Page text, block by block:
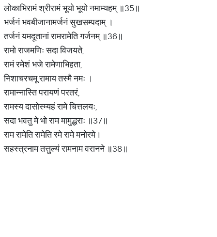
लोकाभिरामं श्रीरामं भूयो भूयो नमाम्यहम् ॥35॥
भर्जनं भवबीजानामर्जनं सुखसम्पदाम् ।
तर्जनं यमदूतानां रामरामेति गर्जनम् ॥36॥
रामो राजमणिः सदा विजयते,
रामं रमेशं भजे रामेणाभिहता,
निशाचरचमू रामाय तस्मै नमः ।
रामान्नास्ति परायणं परतरं,
रामस्य दासोस्म्यहं रामे चित्तलयः,
सदा भवतु मे भो राम मामुद्धराः ॥37॥
राम रामेति रामेति रमे रामे मनोरमे।
सहस्त्रनाम तत्तुल्यं रामनाम वरानने ॥38॥